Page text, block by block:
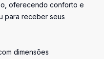
oferecendo conforto e
para receber seus
dimensões